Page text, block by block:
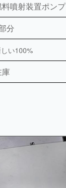
料噴射装置ポンプ
分
い100%
庫